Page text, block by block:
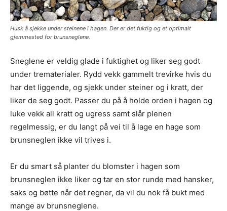
Husk å sjekke under steinene i hagen. Der er det fuktig og et optimalt
gjemmested for brunsneglene.
Sneglene er veldig glade i fuktighet og liker seg godt
under trematerialer. Rydd vekk gammelt trevirke hvis du
har det liggende, og sjekk under steiner og i kratt, der
liker de seg godt. Passer du på å holde orden i hagen og
luke vekk all kratt og ugress samt slår plenen
regelmessig, er du langt på vei til å lage en hage som
brunsneglen ikke vil trives i.
Er du smart så planter du blomster i hagen som
brunsneglen ikke liker og tar en stor runde med hansker,
saks og bøtte når det regner, da vil du nok få bukt med
mange av brunsneglene.